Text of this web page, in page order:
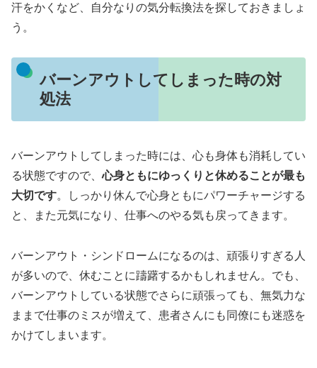
汗をかくなど、自分なりの気分転換法を探しておきましょ
う。
バーンアウトしてしまった時の対
処法
バーンアウトしてしまった時には、心も身体も消耗してい
る状態ですので、心身ともにゆっくりと休めることが最も
大切です。しっかり休んで心身ともにパワーチャージする
と、また元気になり、仕事へのやる気も戻ってきます。
バーンアウト・シンドロームになるのは、頑張りすぎる人
が多いので、休むことに躊躇するかもしれません。でも、
バーンアウトしている状態でさらに頑張っても、無気力な
ままで仕事のミスが増えて、患者さんにも同僚にも迷惑を
かけてしまいます。